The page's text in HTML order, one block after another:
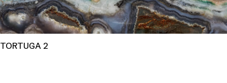
TORTUGA 2